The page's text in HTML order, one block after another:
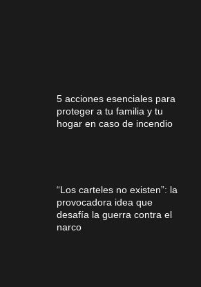
5 acciones esenciales para
proteger a tu familia y tu
hogar en caso de incendio
“Los carteles no existen”: la
provocadora idea que
desafía la guerra contra el
narco